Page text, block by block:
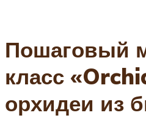
Пошаговый
класс
орхидеи из